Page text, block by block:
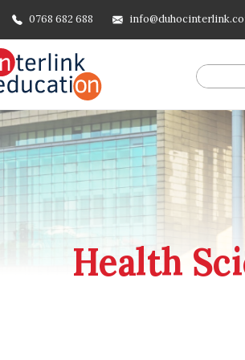
0768 682 688
org', [ 'type' =>
'ListItem', 'position' => 2, 'name' =>
], ], ], ])
Health